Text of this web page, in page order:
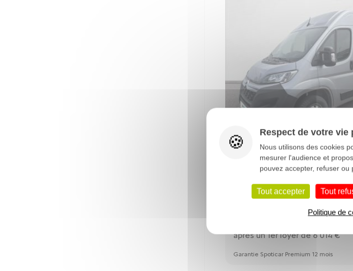
Citroën Jumper
JUMPER (2) 2.2 BHDI 120 S&S 3.0T
63994 km 12/2022
après un 1er loyer de 6 014 €
Garantie Spoticar Premium 12 mois
Respect de votre vie
Nous utilisons des cookies
mesurer l'audience et
pouvez accepter, refuser ou
Tout accepter Tout
Politique de